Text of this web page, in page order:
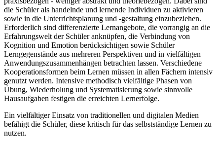
die Schüler als handelnde und lernende Individuen zu aktivieren
sowie in die Unterrichtsplanung und -gestaltung einzubeziehen.
Erforderlich sind differenzierte Lernangebote, die vorrangig an die
Erfahrungswelt der Schüler anknüpfen, die Verbindung von
Kognition und Emotion berücksichtigen sowie Schüler
Lerngegenstände aus mehreren Perspektiven und in vielfältigen
Anwendungszusammenhängen betrachten lassen. Verschiedene
Kooperationsformen beim Lernen müssen in allen Fächern intensiv
genutzt werden. Intensive methodisch vielfältige Phasen von
Übung, Wiederholung und Systematisierung sowie sinnvolle
Hausaufgaben festigen die erreichten Lernerfolge.
Ein vielfältiger Einsatz von traditionellen und digitalen Medien
befähigt die Schüler, diese kritisch für das selbstständige Lernen zu
nutzen.